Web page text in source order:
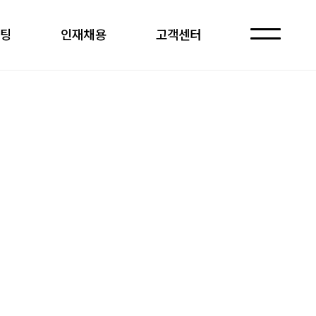
자주 묻는 질문
인재채용 고객센터